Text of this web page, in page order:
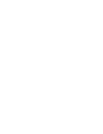
值和标准指标
门及主管领